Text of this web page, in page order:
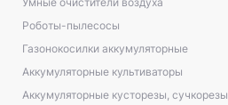
Роботы-пылесосы
Газонокосилки аккумуляторные
Аккумуляторные культиваторы
Аккумуляторные кусторезы, сучкорезы